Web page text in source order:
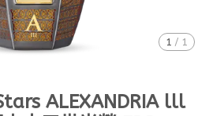
1 / 1
ALEXANDRIA lll